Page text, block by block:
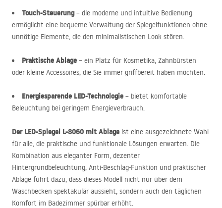
Touch-Steuerung– die moderne und intuitive Bedienung
ermöglicht eine bequeme Verwaltung der Spiegelfunktionen ohne
unnötige Elemente, die den minimalistischen Look stören.
Praktische Ablage – ein Platz für Kosmetika, Zahnbürsten
oder kleine Accessoires, die Sie immer griffbereit haben möchten.
Energiesparende LED-Technologie – bietet komfortable
Beleuchtung bei geringem Energieverbrauch.
Der LED-Spiegel L-8060 mit Ablage ist eine ausgezeichnete Wahl
für alle, die praktische und funktionale Lösungen erwarten. Die
Kombination aus eleganter Form, dezenter
Hintergrundbeleuchtung, Anti-Beschlag-Funktion und praktischer
Ablage führt dazu, dass dieses Modell nicht nur über dem
Waschbecken spektakulär aussieht, sondern auch den täglichen
Komfort im Badezimmer spürbar erhöht.